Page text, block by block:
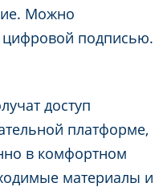
Можно
цифровой подписью.
доступ
платформе,
в комфортном
материалы и